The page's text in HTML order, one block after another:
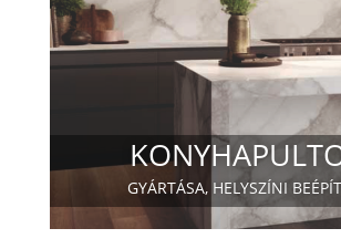
GYÁRTÁSA, HELYSZÍNI